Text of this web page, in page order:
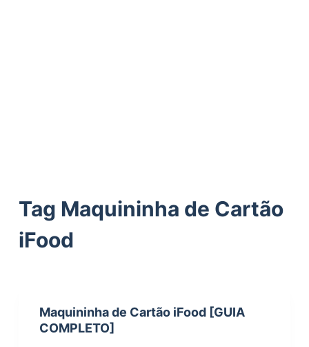
Tag Maquininha de Cartão
iFood
Maquininha de Cartão iFood [GUIA
COMPLETO]